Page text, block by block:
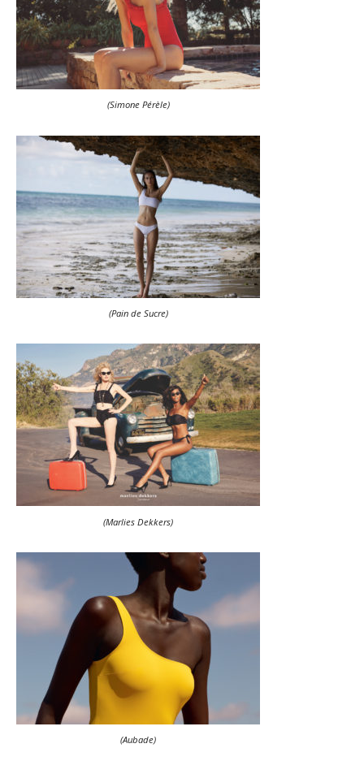
(Simone Pérèle)
(Pain de Sucre)
(Marlies Dekkers)
(Aubade)